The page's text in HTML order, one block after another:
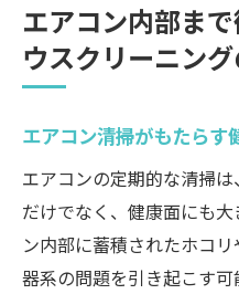
エアコン内部ま
ウスクリーニン
エアコン清掃がもたらす
エアコンの定期的な清掃
だけでなく、健康面にも
ン内部に蓄積されたホコ
器系の問題を引き起こす